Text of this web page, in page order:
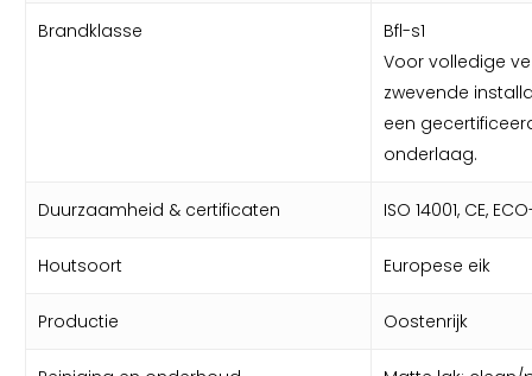
Brandklasse
Bfl-s1
Voor volledige
zwevende
een
onderlaag.
Duurzaamheid & certificaten ISO 14001, CE,
Houtsoort Europese eik
Productie Oostenrijk